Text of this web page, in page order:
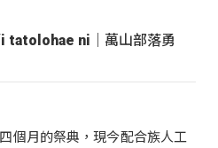
tatolohae ni｜萬山部落勇
個月的祭典，現今配合族人工